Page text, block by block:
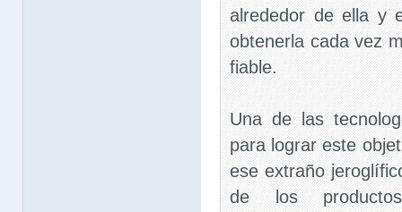
alrededor de ella y
obtenerla cada vez
fiable.
Una de las
para lograr este
ese extraño
de los